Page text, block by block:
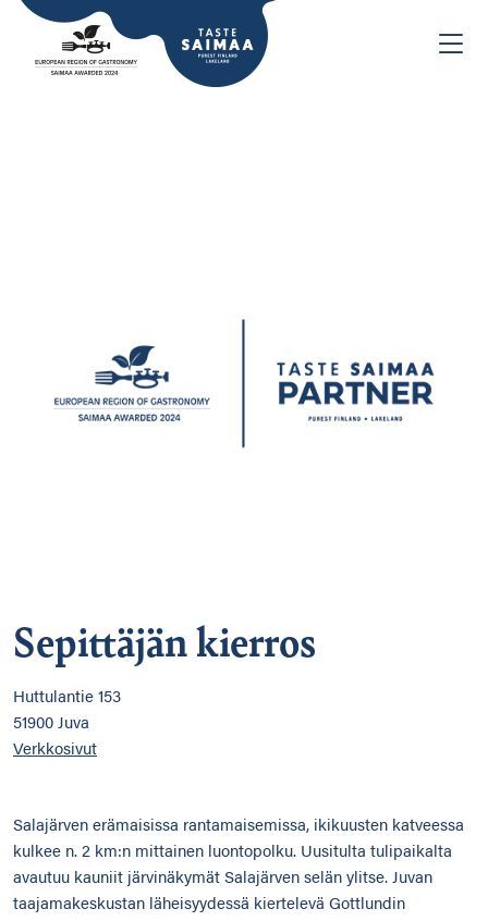
Sepittäjän kierros
Huttulantie 153
51900 Juva
Verkkosivut
Salajärven erämaisissa rantamaisemissa, ikikuusten katveessa
kulkee n. 2 km:n mittainen luontopolku. Uusitulta tulipaikalta
avautuu kauniit järvinäkymät Salajärven selän ylitse. Juvan
taajamakeskustan läheisyydessä kiertelevä Gottlundin